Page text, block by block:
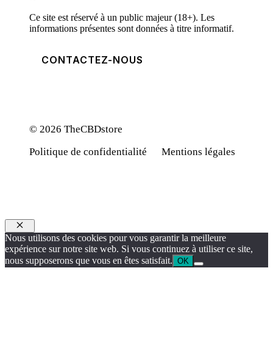
Ce site est réservé à un public majeur (18+). Les
informations présentes sont données à titre informatif.
CONTACTEZ-NOUS
© 2026 TheCBDstore
Politique de confidentialité
Mentions légales
Fermer
Nous utilisons des cookies pour vous garantir la meilleure
expérience sur notre site web. Si vous continuez à utiliser ce site,
nous supposerons que vous en êtes satisfait. OK